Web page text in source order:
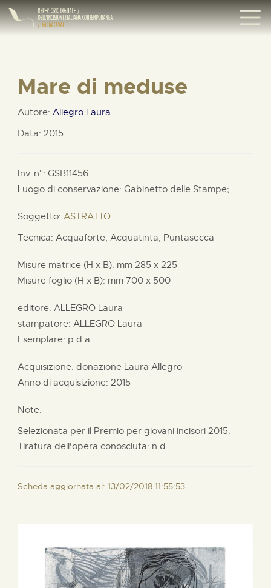
Mare di meduse
Autore: Allegro Laura
Data: 2015
Inv. n°: GSB11456
Luogo di conservazione: Gabinetto delle Stampe;
Soggetto: ASTRATTO
Tecnica: Acquaforte, Acquatinta, Puntasecca
Misure matrice (H x B): mm 285 x 225
Misure foglio (H x B): mm 700 x 500
editore: ALLEGRO Laura
stampatore: ALLEGRO Laura
Esemplare: p.d.a.
Acquisizione: donazione Laura Allegro
Anno di acquisizione: 2015
Note:
Selezionata per il Premio per giovani incisori 2015.
Tiratura dell'opera conosciuta: n.d.
Scheda aggiornata al: 13/02/2018 11:55:53